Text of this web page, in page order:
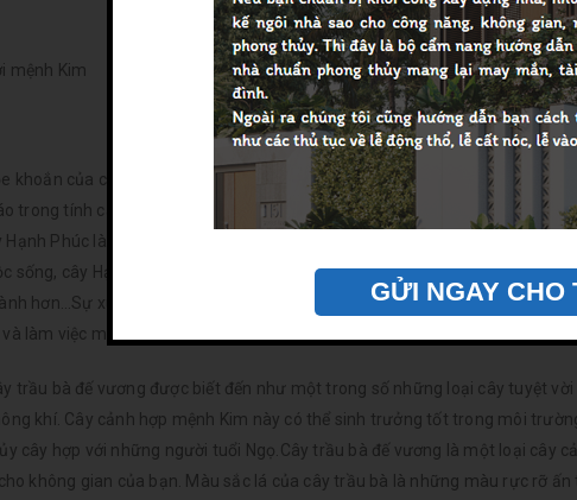
Cây Hạnh Phúc cho người mệnh Kim
khoắn của cây tượng trưng cho niềm tin và hy vọng vô cùng mạnh mẽ.
trong tính cách gia chủ. Cây thể hiện nét sang trọng, là sự lựa chọn của
Phúc là biểu tượng cho niềm hạnh phúc, sự đầm ấm trong gia đình.
sống, cây Hạnh Phúc mang lại một không gian sống xanh mát. Cây có tác
hơn…Sự xuất hiện của cây xanh trong nhà còn giúp các thành viên
làm việc mệt mỏi.
trầu bà đế vương được biết đến như một trong số những loại cây tuyệt
khí. Cây cảnh hợp mệnh Kim này có thể sinh trưởng tốt trong môi
cây hợp với những người tuổi Ngọ.Cây trầu bà đế vương là một loại cây
không gian của bạn. Màu sắc lá của cây trầu bà là những màu rực rỡ
GỬI NGAY CHO